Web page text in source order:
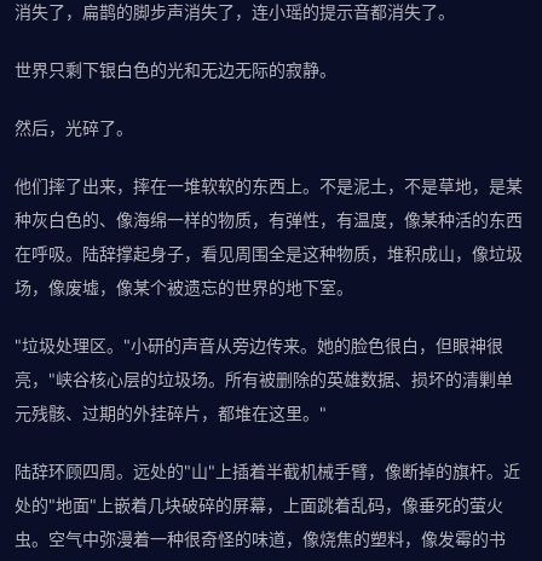
消失了，扁鹊的脚步声消失了，连小瑶的提示音都消失了。
世界只剩下银白色的光和无边无际的寂静。
然后，光碎了。
他们摔了出来，摔在一堆软软的东西上。不是泥土，不是草地，是某
种灰白色的、像海绵一样的物质，有弹性，有温度，像某种活的东西
在呼吸。陆辞撑起身子，看见周围全是这种物质，堆积成山，像垃圾
场，像废墟，像某个被遗忘的世界的地下室。
"垃圾处理区。"小研的声音从旁边传来。她的脸色很白，但眼神很
亮，"峡谷核心层的垃圾场。所有被删除的英雄数据、损坏的清剿单
元残骸、过期的外挂碎片，都堆在这里。"
陆辞环顾四周。远处的"山"上插着半截机械手臂，像断掉的旗杆。近
处的"地面"上嵌着几块破碎的屏幕，上面跳着乱码，像垂死的萤火
虫。空气中弥漫着一种很奇怪的味道，像烧焦的塑料，像发霉的书